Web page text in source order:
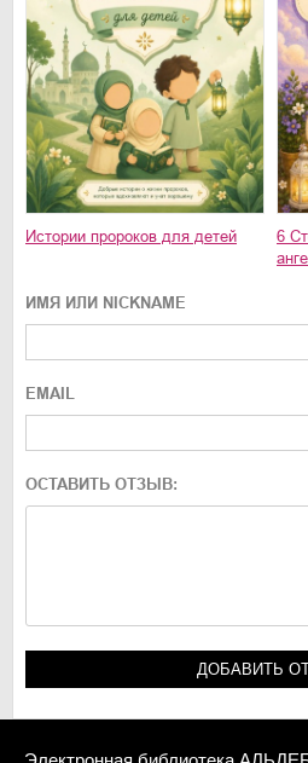
Истории пророков для детей
6
ИМЯ ИЛИ NICKNAME
EMAIL
ОСТАВИТЬ ОТЗЫВ: